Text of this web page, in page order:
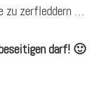
zu zerfleddern …
darf! 🙂